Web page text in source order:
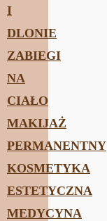
I
DLONIE
ZABIEGI
NA
CIAŁO
MAKIJAŻ
PERMANENTNY
KOSMETYKA
ESTETYCZNA
MEDYCYNA